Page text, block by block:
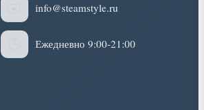
info@steamstyle.ru
Ежедневно 9:00-21:00